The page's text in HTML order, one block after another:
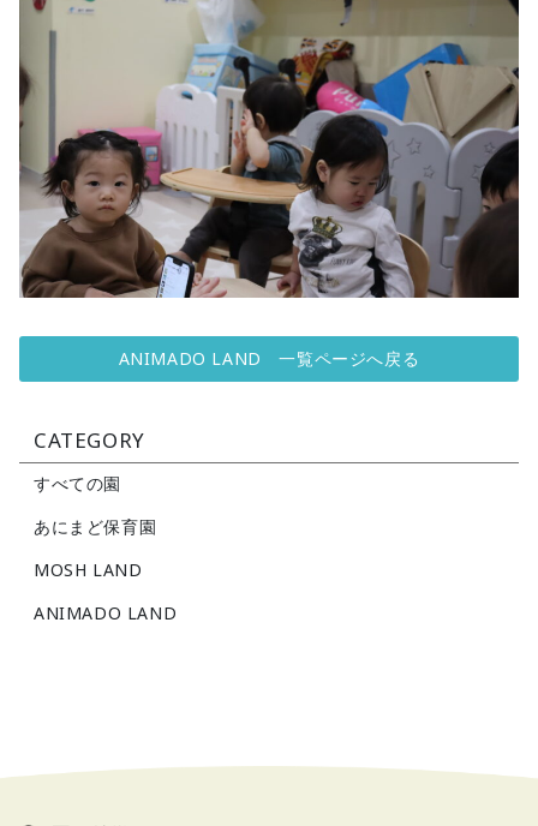
ANIMADO LAND 一覧ページへ戻る
CATEGORY
すべての園
あにまど保育園
MOSH LAND
ANIMADO LAND